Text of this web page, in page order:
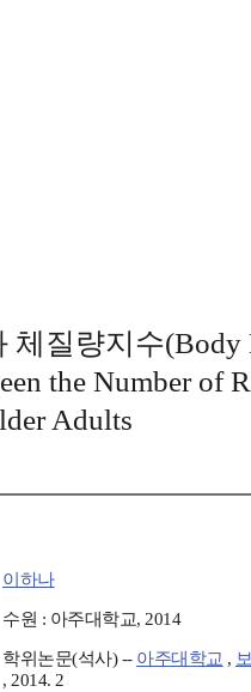
체질량지수(Body
the Number of
Adults
이하나
수원 : 아주대학교, 2014
학위논문(석사) -- 아주대학교 ,
, 2014. 2